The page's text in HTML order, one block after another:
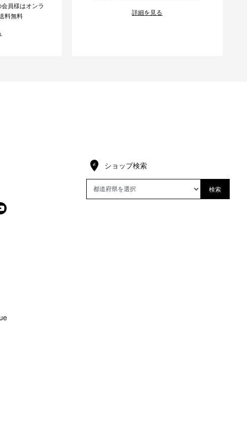
員様はオンラ
料無料
詳細を見る
ショップ検索
検索